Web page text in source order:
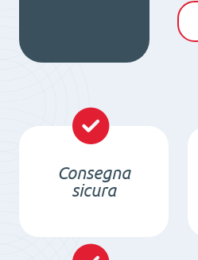
Consegna
sicura